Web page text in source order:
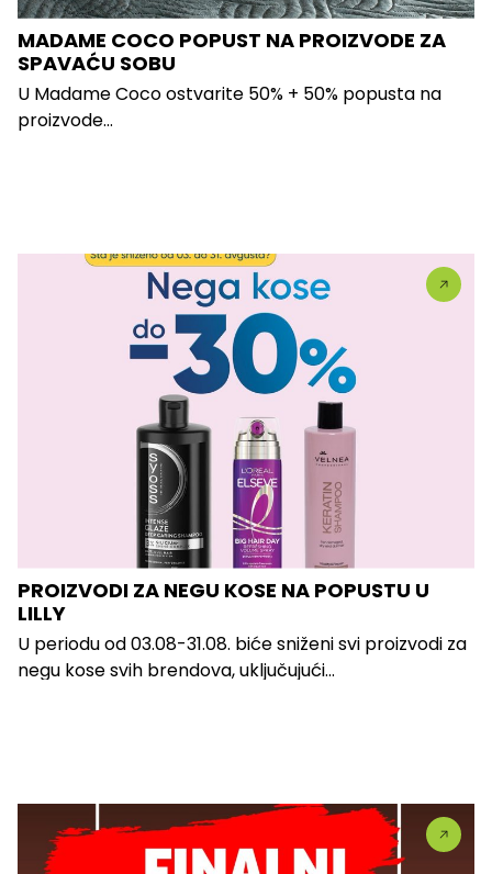
MADAME COCO POPUST NA PROIZVODE ZA
SPAVAĆU SOBU
U Madame Coco ostvarite 50% + 50% popusta na
proizvode...
PROIZVODI ZA NEGU KOSE NA POPUSTU U
LILLY
U periodu od 03.08-31.08. biće sniženi svi proizvodi za
negu kose svih brendova, uključujući...